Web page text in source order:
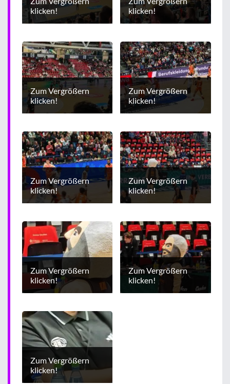
klicken!
klicken!
Zum Vergrößern
klicken!
Zum Vergrößern
klicken!
Zum Vergrößern
klicken!
Zum Vergrößern
klicken!
Zum Vergrößern
klicken!
Zum Vergrößern
klicken!
Zum Vergrößern
klicken!